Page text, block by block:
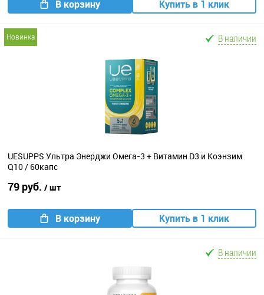
В корзину Купить в 1 клик
новинка В наличии
UESUPPS Ультра Энерджи Омега-3 + Витамин D3 и Коэнзим
Q10 / 60капс
79 руб. / шт
В корзину Купить в 1 клик
В наличии